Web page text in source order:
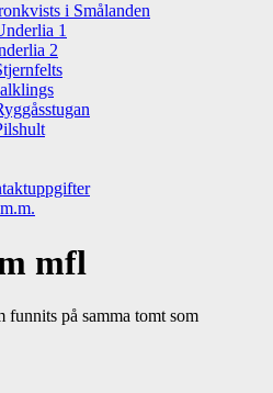
i Smålanden
1
2
mfl
på samma tomt som